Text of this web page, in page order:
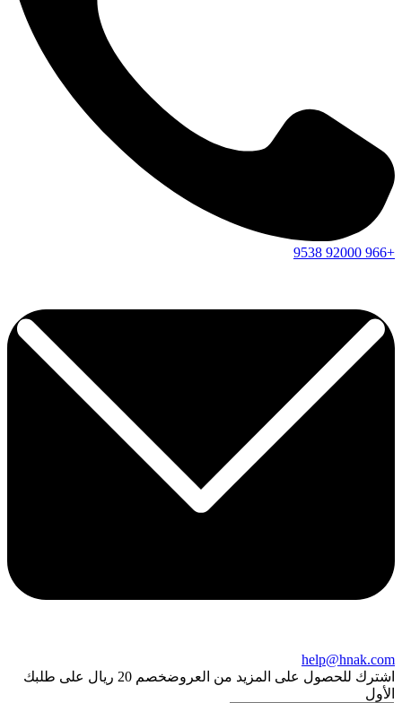
+966
92000
9538
help@hnak.com
اشترك للحصول على المزيد من العروض
خصم 20 ريال على طلبك
الأول